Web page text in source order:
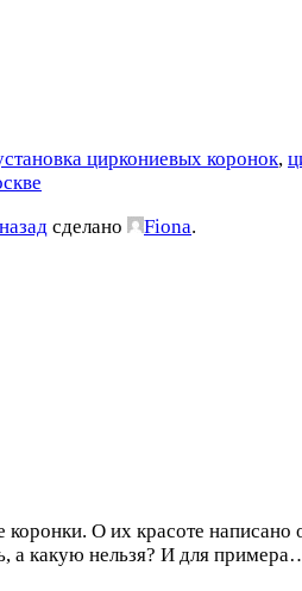
циркониевых коронок,
сделано Fiona.
О их красоте
какую нельзя? И для